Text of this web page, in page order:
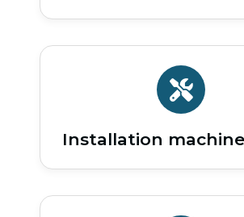
Installation